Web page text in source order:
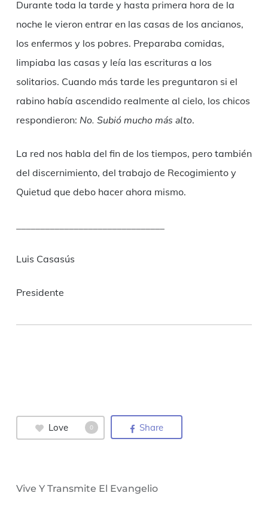
Durante toda la tarde y hasta primera hora de la
noche le vieron entrar en las casas de los ancianos,
los enfermos y los pobres. Preparaba comidas,
limpiaba las casas y leía las escrituras a los
solitarios. Cuando más tarde les preguntaron si el
rabino había ascendido realmente al cielo, los chicos
respondieron: No. Subió mucho más alto.
La red nos habla del fin de los tiempos, pero también
del discernimiento, del trabajo de Recogimiento y
Quietud que debo hacer ahora mismo.
Luis Casasús
Presidente
Love 0 Share
Vive Y Transmite El Evangelio